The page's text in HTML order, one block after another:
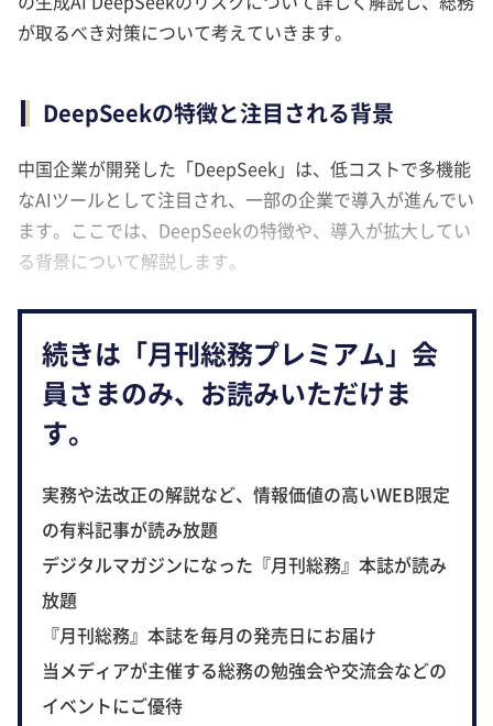
が取るべき対策について考えていきます。
DeepSeekの特徴と注目される背景
中国企業が開発した「DeepSeek」は、低コストで多機能
なAIツールとして注目され、一部の企業で導入が進んでい
ます。ここでは、DeepSeekの特徴や、導入が拡大してい
る背景について解説します。
続きは「月刊総務プレミアム」会
員さまのみ、お読みいただけま
す。
実務や法改正の解説など、情報価値の高いWEB限定
の有料記事が読み放題
デジタルマガジンになった『月刊総務』本誌が読み
放題
『月刊総務』本誌を毎月の発売日にお届け
当メディアが主催する総務の勉強会や交流会などの
イベントにご優待